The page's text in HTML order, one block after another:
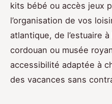
kits bébé ou accès jeux
l’organisation de vos
atlantique, de l’estuaire à
cordouan ou musée
accessibilité adaptée à
des vacances sans